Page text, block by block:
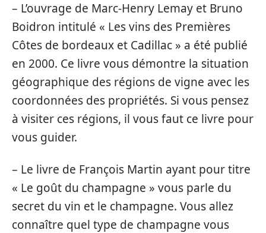
– L’ouvrage de Marc-Henry Lemay et Bruno
Boidron intitulé « Les vins des Premières
Côtes de bordeaux et Cadillac » a été publié
en 2000. Ce livre vous démontre la situation
géographique des régions de vigne avec les
coordonnées des propriétés. Si vous pensez
à visiter ces régions, il vous faut ce livre pour
vous guider.
– Le livre de François Martin ayant pour titre
« Le goût du champagne » vous parle du
secret du vin et le champagne. Vous allez
connaître quel type de champagne vous